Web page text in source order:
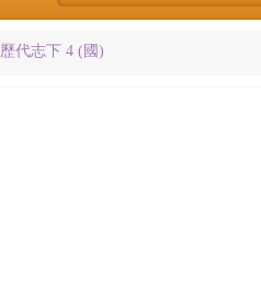
歷代志下 4 (國)